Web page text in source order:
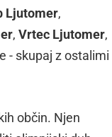
Ljutomer,
, Vrtec Ljutomer,
- skupaj z ostalimi
občin. Njen